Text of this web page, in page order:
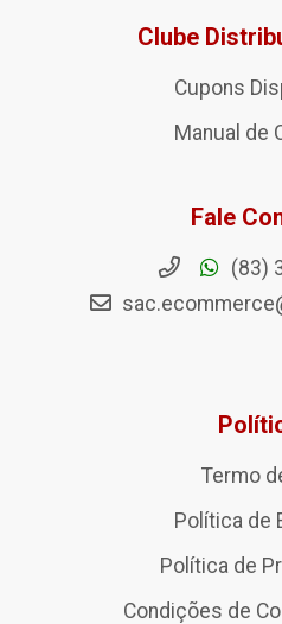
Clube
Cupons
Manual de
Fale
(83)
Termo
Política de
Política de
Condições de